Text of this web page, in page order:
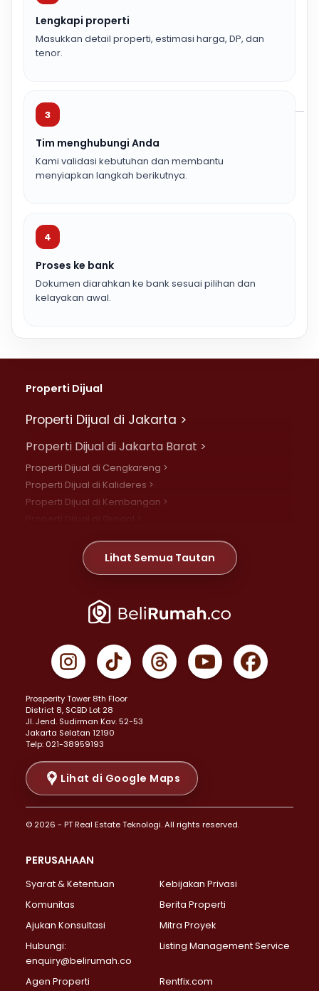
Lengkapi properti
Masukkan detail properti, estimasi harga, DP, dan
tenor.
3
Tim menghubungi Anda
Kami validasi kebutuhan dan membantu
menyiapkan langkah berikutnya.
4
Proses ke bank
Dokumen diarahkan ke bank sesuai pilihan dan
kelayakan awal.
Properti Dijual
Properti Dijual di Jakarta >
Properti Dijual di Jakarta Barat >
Properti Dijual di Cengkareng >
Properti Dijual di Kalideres >
Properti Dijual di Kembangan >
Properti Dijual di Meruya >
Properti Dijual di Jelambar >
Properti Dijual di Jakarta Pusat >
Properti Dijual di Gambir >
Properti Dijual di Johar Baru >
Properti Dijual di Menteng >
Properti Dijual di Senen >
Properti Dijual di Tanah Abang >
Properti Dijual di Cikini >
Properti Dijual di Kramat >
Properti Dijual di Pasar Baru >
Properti Dijual di Bendungan Hilir >
Properti Dijual di Jakarta Selatan >
Properti Dijual di Lebak Bulus >
Properti Dijual di Gandaria Selatan >
Properti Dijual di Pondok Labu >
Properti Dijual di Lenteng Agung >
Properti Dijual di Senayan >
Properti Dijual di Pondok Pinang >
Lihat Semua Tautan
Prosperity Tower 8th Floor
District 8, SCBD Lot 28
JI. Jend. Sudirman Kav. 52-53
Jakarta Selatan 12190
Telp: 021-38959193
Lihat di Google Maps
© 2026 - PT Real Estate Teknologi. All rights reserved.
PERUSAHAAN
Syarat & Ketentuan
Kebijakan Privasi
Komunitas
Berita Properti
Ajukan Konsultasi
Mitra Proyek
Hubungi:
enquiry@belirumah.co
Listing Management Service
Agen Properti Rentfix.com